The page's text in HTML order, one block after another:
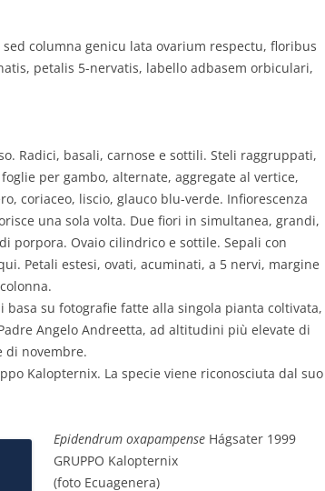
sed columna genicu lata ovarium respectu, floribus
petalis 5-nervatis, labello adbasem orbiculari,
Radici, basali, carnose e sottili. Steli raggruppati,
per gambo, alternate, aggregate al vertice,
coriaceo, liscio, glauco blu-verde. Infiorescenza
una sola volta. Due fiori in simultanea, grandi,
porpora. Ovaio cilindrico e sottile. Sepali con
Petali estesi, ovati, acuminati, a 5 nervi, margine
basa su fotografie fatte alla singola pianta coltivata,
Angelo Andreetta, ad altitudini più elevate di
di novembre.
Kalopternix. La specie viene riconosciuta dal suo
Epidendrum oxapampense Hágsater 1999
GRUPPO Kalopternix
(foto Ecuagenera)